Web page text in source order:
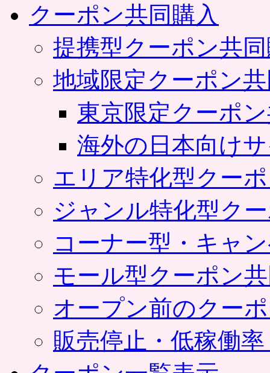
クーポン共同購入
提携型クーポン共
地域限定クーポン
東京限定クーポ
海外の日本向け
エリア特化型クー
ジャンル特化型ク
コーナー型・キャ
モール型クーポン
オープン前のクー
販売停止・低稼働